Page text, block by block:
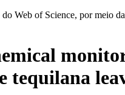
Web of Science, por meio
tequilana